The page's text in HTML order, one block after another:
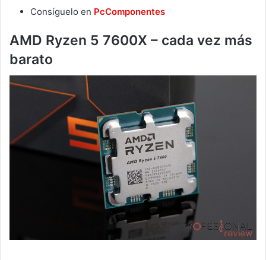
Consíguelo en PcComponentes
AMD Ryzen 5 7600X – cada vez más
barato